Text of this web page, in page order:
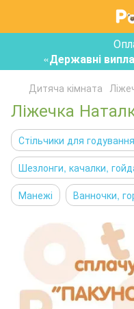
«Державні
Дитяча кімната
Ліжечка
Стільчики для годування
Шезлонги, качалки,
Манежі
Ванночки,